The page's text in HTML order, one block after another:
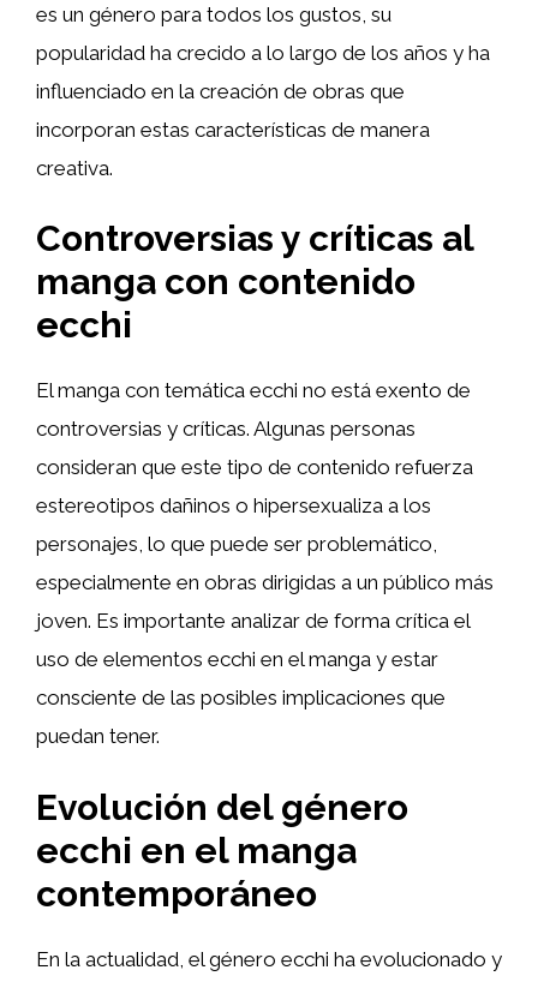
es un género para todos los gustos, su
popularidad ha crecido a lo largo de los años y ha
influenciado en la creación de obras que
incorporan estas características de manera
creativa.
Controversias y críticas al
manga con contenido
ecchi
El manga con temática ecchi no está exento de
controversias y críticas. Algunas personas
consideran que este tipo de contenido refuerza
estereotipos dañinos o hipersexualiza a los
personajes, lo que puede ser problemático,
especialmente en obras dirigidas a un público más
joven. Es importante analizar de forma crítica el
uso de elementos ecchi en el manga y estar
consciente de las posibles implicaciones que
puedan tener.
Evolución del género
ecchi en el manga
contemporáneo
En la actualidad, el género ecchi ha evolucionado y